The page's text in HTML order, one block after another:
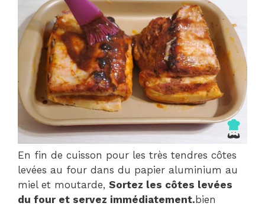
En fin de cuisson pour les très tendres côtes
levées au four dans du papier aluminium au
miel et moutarde, Sortez les côtes levées
du four et servez immédiatement.bien